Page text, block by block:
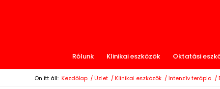
Rólunk Klinikai eszközök Oktatási
Ön itt áll: Kezdőlap /Üzlet /Klinikai eszközök /Intenzív terápia /